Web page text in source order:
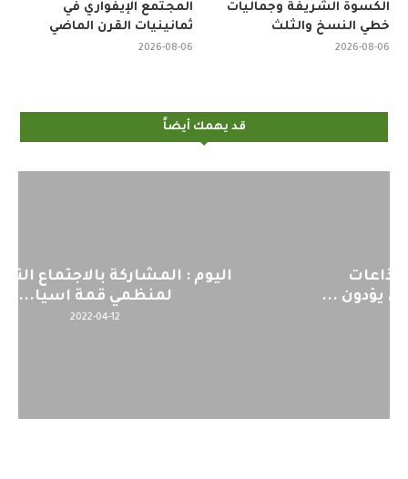
المجتمع الإيفواري في
ثمانينيات القرن الماضي
2026-08-06
الكسوة الشريفة وجماليات
خطي النسخ والثلث
2026-08-06
قد يهمك أيضاً
اليوم : المشاركة بالاجتماع التحضيري
لمنظمي قمة اسيا...